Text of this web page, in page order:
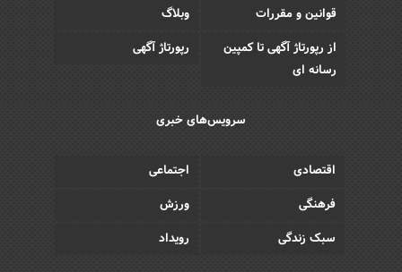
قوانین و مقررات
وبلاگ
از رپورتاژ آگهی تا کمپین
رسانه ای
رپورتاژ آگهی
سرویس‌های خبری
اقتصادی
اجتماعی
فرهنگی
ورزش
سبک زندگی
رویداد